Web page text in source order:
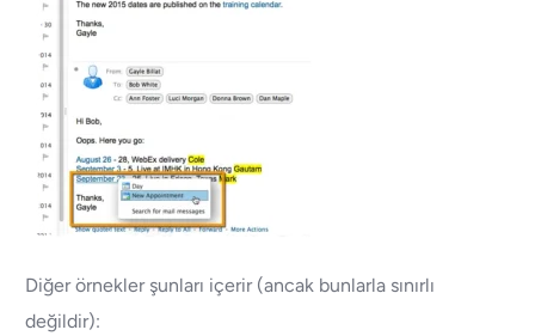
Diğer örnekler şunları içerir (ancak bunlarla sınırlı
değildir):